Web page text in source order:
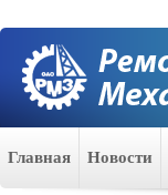
Главная Новости